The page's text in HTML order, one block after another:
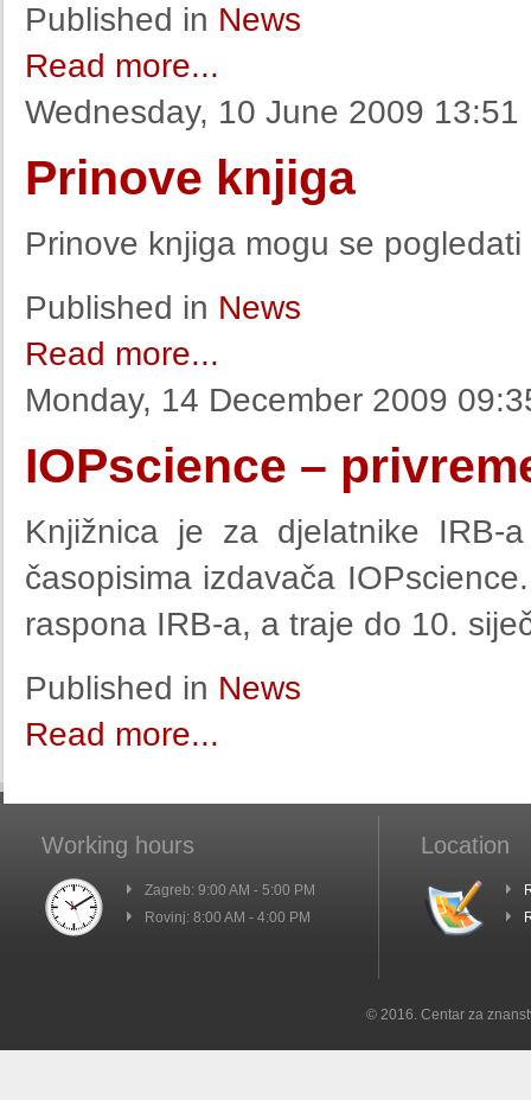
Published in News
Read more...
Wednesday, 10 June 2009 13:51
Prinove knjiga
Prinove knjiga mogu se pogledati
Published in News
Read more...
Monday, 14 December 2009
IOPscience –
Knjižnica je za djelatnike IRB-
časopisima izdavača
raspona IRB-a, a traje do 10.
Published in News
Read more...
Working hours
Zagreb: 9:00 AM - 5:00 PM
Rovinj: 8:00 AM - 4:00 PM
Location
© 2016. Centar za